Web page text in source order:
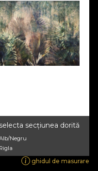
secțiunea dorită
Negru
Rigla
ghidul de masurare